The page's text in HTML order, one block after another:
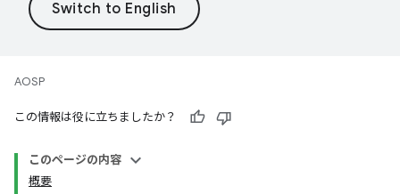
AOSP
この情報は役に立ちましたか？
このページの内容
概要